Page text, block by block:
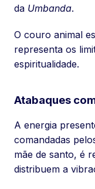
da Umbanda.
O couro animal
representa os
espiritualidade.
Atabaques
A energia
comandadas
mãe de santo, é
distribuem a